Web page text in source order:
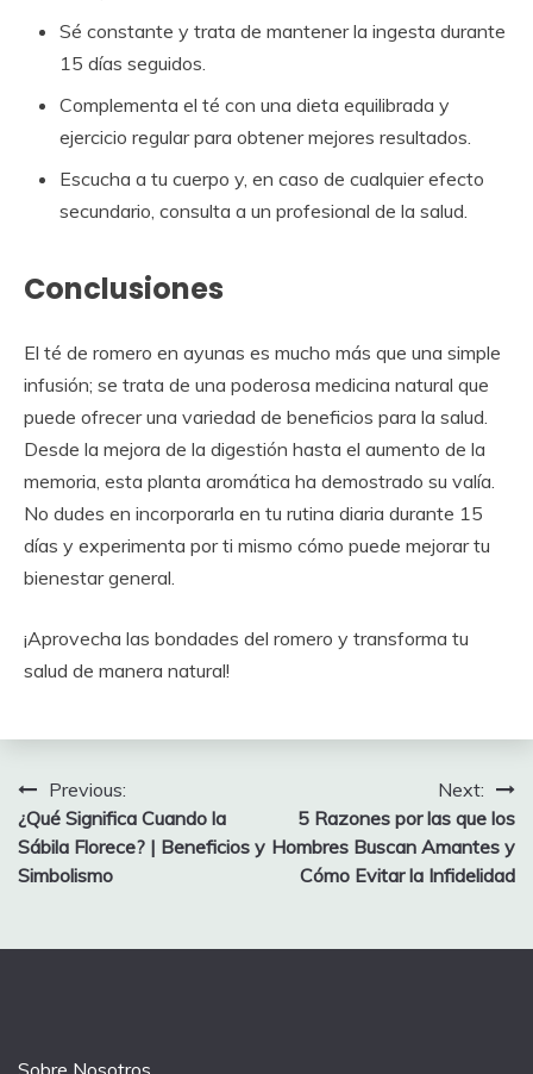
Sé constante y trata de mantener la ingesta durante
15 días seguidos.
Complementa el té con una dieta equilibrada y
ejercicio regular para obtener mejores resultados.
Escucha a tu cuerpo y, en caso de cualquier efecto
secundario, consulta a un profesional de la salud.
Conclusiones
El té de romero en ayunas es mucho más que una simple
infusión; se trata de una poderosa medicina natural que
puede ofrecer una variedad de beneficios para la salud.
Desde la mejora de la digestión hasta el aumento de la
memoria, esta planta aromática ha demostrado su valía.
No dudes en incorporarla en tu rutina diaria durante 15
días y experimenta por ti mismo cómo puede mejorar tu
bienestar general.
¡Aprovecha las bondades del romero y transforma tu
salud de manera natural!
Post
navigation
Previous:
¿Qué Significa Cuando la
Sábila Florece? | Beneficios y
Simbolismo
Next:
5 Razones por las que los
Hombres Buscan Amantes y
Cómo Evitar la Infidelidad